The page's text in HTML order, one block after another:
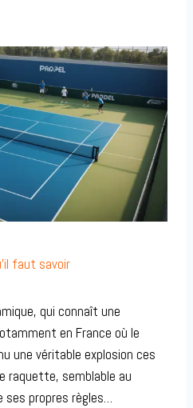
faut savoir
qui connaît une
en France où le
une véritable explosion ces
raquette, semblable au
propres règles…